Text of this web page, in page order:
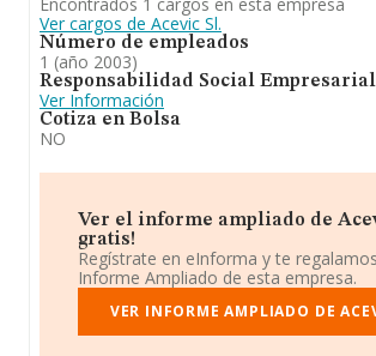
Ver cargos de Acevic Sl.
Número de empleados
1 (año 2003)
Responsabilidad Social Empresarial
Ver Información
Cotiza en Bolsa
NO
Ver el informe ampliado de
gratis!
Regístrate en eInforma y te
Informe Ampliado de esta empresa.
VER INFORME AMPLIADO DE